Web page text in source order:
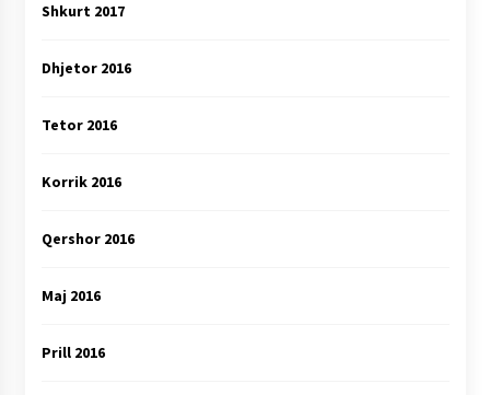
Shkurt 2017
Dhjetor 2016
Tetor 2016
Korrik 2016
Qershor 2016
Maj 2016
Prill 2016